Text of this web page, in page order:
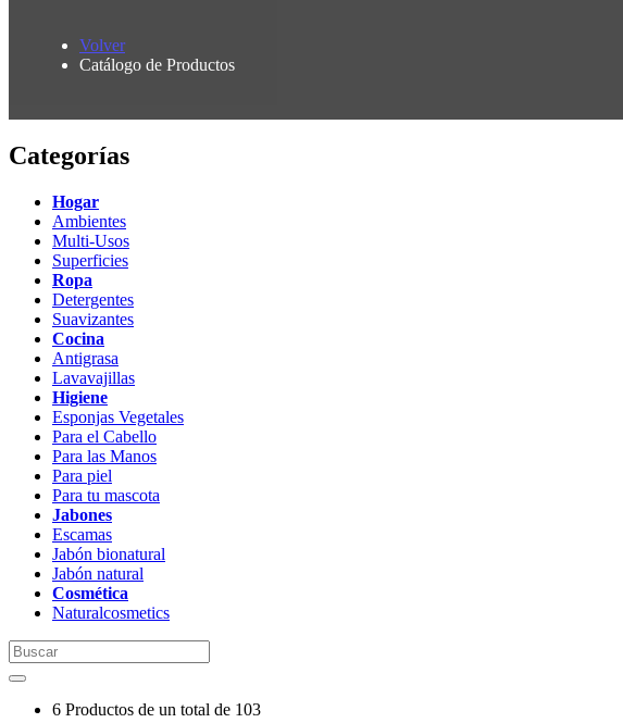
Volver
Catálogo de Productos
Categorías
Hogar
Ambientes
Multi-Usos
Superficies
Ropa
Detergentes
Suavizantes
Cocina
Antigrasa
Lavavajillas
Higiene
Esponjas Vegetales
Para el Cabello
Para las Manos
Para piel
Para tu mascota
Jabones
Escamas
Jabón bionatural
Jabón natural
Cosmética
Naturalcosmetics
6 Productos de un total de 103